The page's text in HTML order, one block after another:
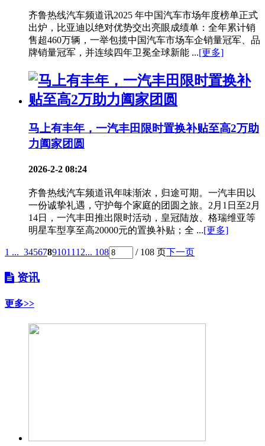
齐鲁热线汽车频道讯2025 年中国汽车市场年度榜单正式
出炉，比亚迪以绝对优势交出亮眼成绩单：全年累计销
售超460万辆，一举包揽中国汽车市场车企销量冠军、品
牌销量冠军，并连续四年卫冕全球新能 ...[更多]
马上有丰年，一汽丰田限时置换补贴至高2万助
力阖家团圆
2026-2-2 08:24
齐鲁热线汽车频道讯年味渐浓，归途可期。一汽丰田以
一份诚挚礼遇，守护每个家庭的团圆之旅。2月1日至2月
14日，一汽丰田推出限时活动，皇冠陆放、格瑞维亚等
明星车型享至高20000元的置换补贴；全 ...[更多]
1 ... 34567891011 12... 108 / 108 页下一页
资讯
更多>>